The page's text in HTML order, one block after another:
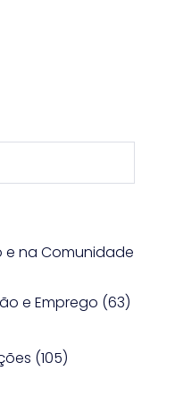
e na Comunidade
e Emprego (63)
(105)